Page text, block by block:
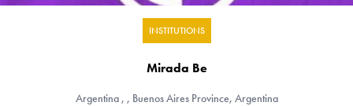
INSTITUTIONS
Mirada Be
Argentina, , Buenos Aires Province, Argentina